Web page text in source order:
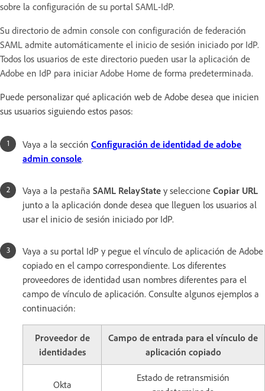
sobre la configuración de su portal SAML-IdP.
Su directorio de admin console con configuración de federación
SAML admite automáticamente el inicio de sesión iniciado por IdP.
Todos los usuarios de este directorio pueden usar la aplicación de
Adobe en IdP para iniciar Adobe Home de forma predeterminada.
Puede personalizar qué aplicación web de Adobe desea que inicien
sus usuarios siguiendo estos pasos:
Vaya a la sección Configuración de identidad de adobe
admin console.
Vaya a la pestaña SAML RelayState y seleccione Copiar URL
junto a la aplicación donde desea que lleguen los usuarios al
usar el inicio de sesión iniciado por IdP.
Vaya a su portal IdP y pegue el vínculo de aplicación de Adobe
copiado en el campo correspondiente. Los diferentes
proveedores de identidad usan nombres diferentes para el
campo de vínculo de aplicación. Consulte algunos ejemplos a
continuación:
Proveedor de
identidades
Campo de entrada para el vínculo de
aplicación copiado
Okta
Estado de retransmisión